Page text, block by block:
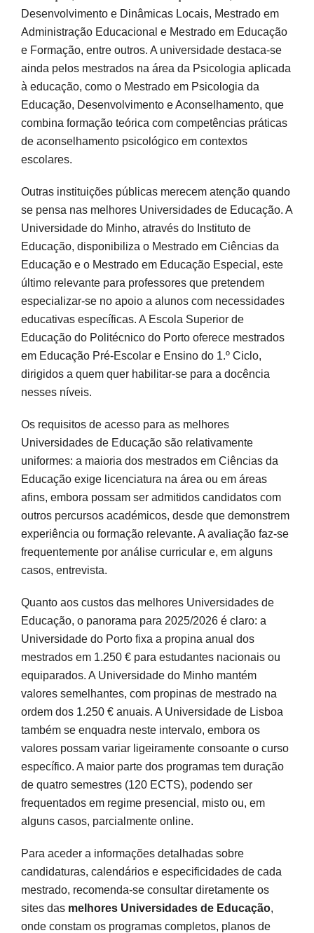
Desenvolvimento e Dinâmicas Locais, Mestrado em
Administração Educacional e Mestrado em Educação
e Formação, entre outros. A universidade destaca-se
ainda pelos mestrados na área da Psicologia aplicada
à educação, como o Mestrado em Psicologia da
Educação, Desenvolvimento e Aconselhamento, que
combina formação teórica com competências práticas
de aconselhamento psicológico em contextos
escolares.
Outras instituições públicas merecem atenção quando
se pensa nas melhores Universidades de Educação. A
Universidade do Minho, através do Instituto de
Educação, disponibiliza o Mestrado em Ciências da
Educação e o Mestrado em Educação Especial, este
último relevante para professores que pretendem
especializar-se no apoio a alunos com necessidades
educativas específicas. A Escola Superior de
Educação do Politécnico do Porto oferece mestrados
em Educação Pré-Escolar e Ensino do 1.º Ciclo,
dirigidos a quem quer habilitar-se para a docência
nesses níveis.
Os requisitos de acesso para as melhores
Universidades de Educação são relativamente
uniformes: a maioria dos mestrados em Ciências da
Educação exige licenciatura na área ou em áreas
afins, embora possam ser admitidos candidatos com
outros percursos académicos, desde que demonstrem
experiência ou formação relevante. A avaliação faz-se
frequentemente por análise curricular e, em alguns
casos, entrevista.
Quanto aos custos das melhores Universidades de
Educação, o panorama para 2025/2026 é claro: a
Universidade do Porto fixa a propina anual dos
mestrados em 1.250 € para estudantes nacionais ou
equiparados. A Universidade do Minho mantém
valores semelhantes, com propinas de mestrado na
ordem dos 1.250 € anuais. A Universidade de Lisboa
também se enquadra neste intervalo, embora os
valores possam variar ligeiramente consoante o curso
específico. A maior parte dos programas tem duração
de quatro semestres (120 ECTS), podendo ser
frequentados em regime presencial, misto ou, em
alguns casos, parcialmente online.
Para aceder a informações detalhadas sobre
candidaturas, calendários e especificidades de cada
mestrado, recomenda-se consultar diretamente os
sites das melhores Universidades de Educação,
onde constam os programas completos, planos de